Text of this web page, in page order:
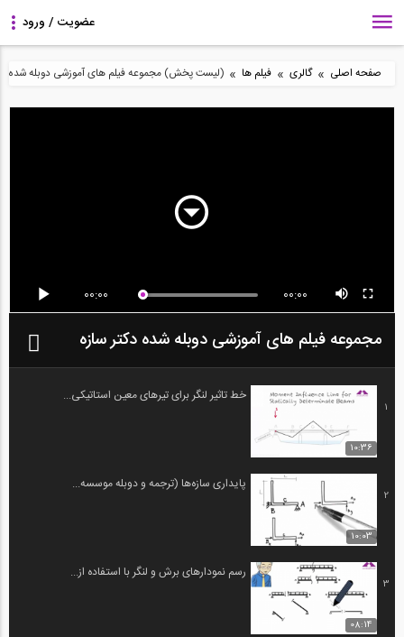
صفحه اصلی » گالری » فیلم ها » (لیست پخش) مجموعه فیلم های آموزشی دوبله شده
00:00 00:00
مجموعه فیلم های آموزشی دوبله شده دکتر سازه
1
10:36
خط تاثیر لنگر برای تیرهای معین استاتیکی...
2
10:03
پایداری سازه‌ها (ترجمه و دوبله موسسه...
3
08:14
رسم نمودارهای برش و لنگر با استفاده از...